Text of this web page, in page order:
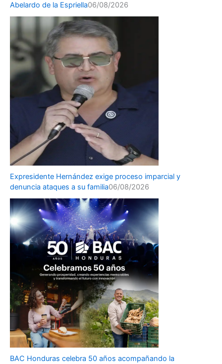
Abelardo de la Espriella06/08/2026
Expresidente Hernández exige proceso imparcial y
denuncia ataques a su familia06/08/2026
BAC Honduras celebra 50 años acompañando la